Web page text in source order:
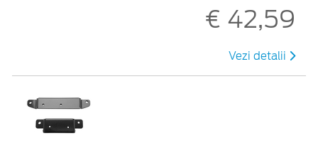
€ 42,59
Vezi detalii